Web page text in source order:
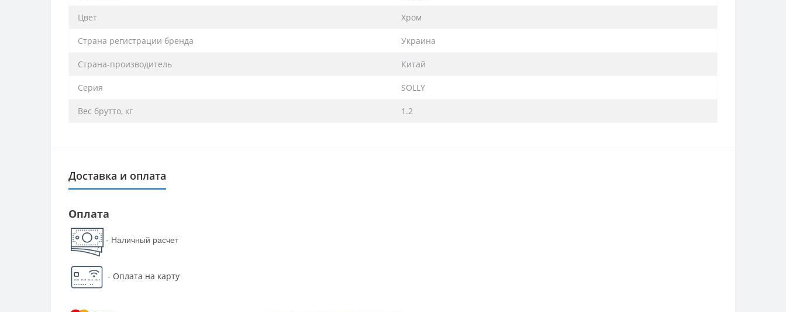
Цвет Хром
Страна регистрации бренда Украина
Страна-производитель Китай
Серия SOLLY
Вес брутто, кг 1.2
Доставка и оплата
Оплата
- Наличный расчет
- Оплата на карту